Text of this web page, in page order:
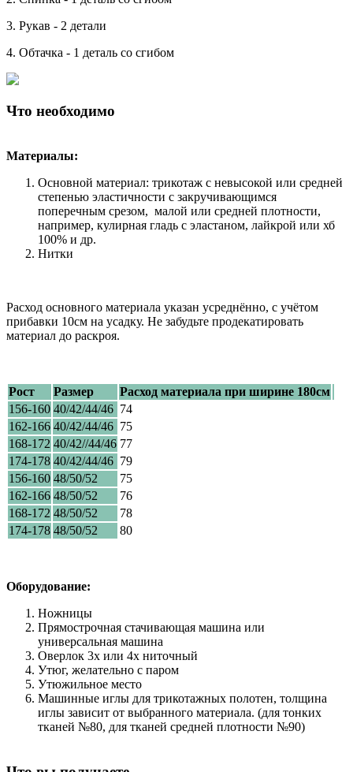
3. Рукав - 2 детали
4. Обтачка - 1 деталь со сгибом
Что необходимо
Материалы:
Основной материал: трикотаж с невысокой или средней
степенью эластичности с закручивающимся
поперечным срезом, малой или средней плотности,
например, кулирная гладь с эластаном, лайкрой или хб
100% и др.
Нитки
Расход основного материала указан усреднённо, с учётом
прибавки 10см на усадку. Не забудьте продекатировать
материал до раскроя.
Рост Размер
Расход материала при ширине 180см
156-160 40/42/44/46 74
162-166 40/42/44/46 75
168-172 40/42//44/46 77
174-178 40/42/44/46 79
156-160 48/50/52
75
162-166 48/50/52
76
168-172 48/50/52
78
174-178 48/50/52 80
Оборудование:
Ножницы
Прямострочная стачивающая машина или
универсальная машина
Оверлок 3х или 4х ниточный
Утюг, желательно с паром
Утюжильное место
Машинные иглы для трикотажных полотен, толщина
иглы зависит от выбранного материала. (для тонких
тканей №80, для тканей средней плотности №90)